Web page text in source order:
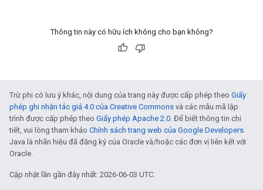
Thông tin này có hữu ích không cho bạn không?
Trừ phi có lưu ý khác, nội dung của trang này được cấp phép theo Giấy
phép ghi nhận tác giả 4.0 của Creative Commons và các mẫu mã lập
trình được cấp phép theo Giấy phép Apache 2.0. Để biết thông tin chi
tiết, vui lòng tham khảo Chính sách trang web của Google Developers.
Java là nhãn hiệu đã đăng ký của Oracle và/hoặc các đơn vị liên kết với
Oracle.
Cập nhật lần gần đây nhất: 2026-06-03 UTC.